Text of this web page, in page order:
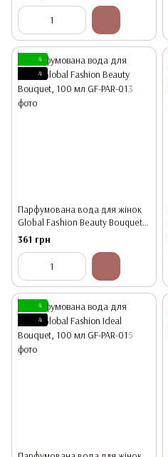
4
4
Парфумована вода для жінок
Global Fashion Beauty Bouquet,
100 мл
361 грн
4
4